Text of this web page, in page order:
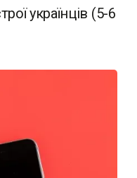
українців (5-6